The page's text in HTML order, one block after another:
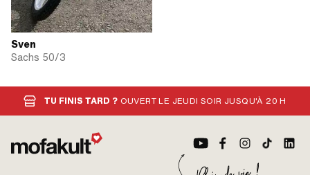
Sven
Sachs 50/3
TU FINIS TARD ? OUVERT LE JEUDI SOIR JUSQU'À 20 H